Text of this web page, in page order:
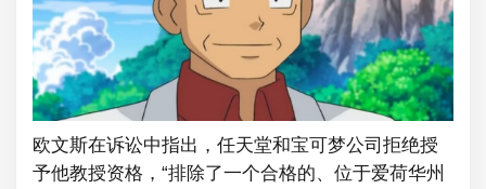
欧文斯在诉讼中指出，任天堂和宝可梦公司拒绝授
予他教授资格，“排除了一个合格的、位于爱荷华州